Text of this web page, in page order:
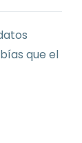
que el